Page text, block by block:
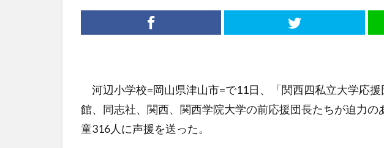
河辺小学校=岡山県津山市=で11日、「関西四私立大学応
館、同志社、関西、関西学院大学の前応援団長たちが迫力の
童316人に声援を送った。